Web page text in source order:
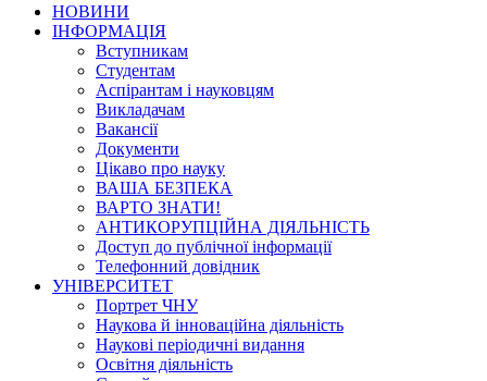
НОВИНИ
ІНФОРМАЦІЯ
Вступникам
Студентам
Аспірантам і науковцям
Викладачам
Вакансії
Документи
Цікаво про науку
ВАША БЕЗПЕКА
ВАРТО ЗНАТИ!
АНТИКОРУПЦІЙНА ДІЯЛЬНІСТЬ
Доступ до публічної інформації
Телефонний довідник
УНІВЕРСИТЕТ
Портрет ЧНУ
Наукова й інноваційна діяльність
Наукові періодичні видання
Освітня діяльність